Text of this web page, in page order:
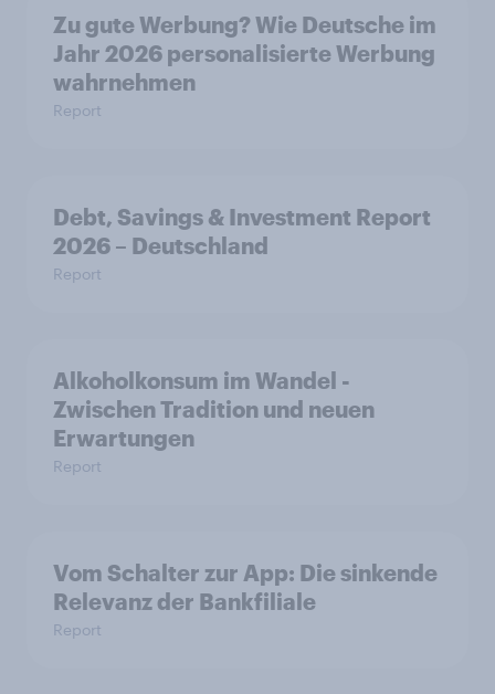
Zu gute Werbung? Wie Deutsche im
Jahr 2026 personalisierte Werbung
wahrnehmen
Report
Debt, Savings & Investment Report
2026 – Deutschland
Report
Alkoholkonsum im Wandel​ -
Zwischen Tradition und neuen
Erwartungen
Report
Vom Schalter zur App: Die sinkende
Relevanz der Bankfiliale
Report